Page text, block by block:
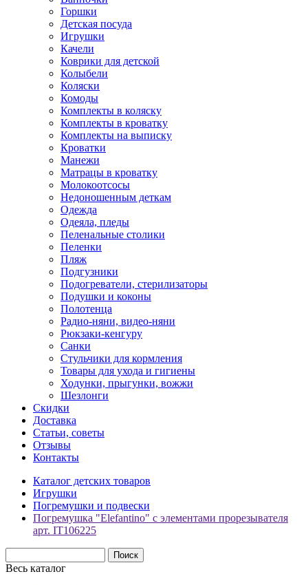
Горшки
Детская посуда
Игрушки
Качели
Коврики для детской
Колыбели
Коляски
Комоды
Комплекты в коляску
Комплекты в кроватку
Комплекты на выписку
Кроватки
Манежи
Матрацы в кроватку
Молокоотсосы
Недоношенным деткам
Одежда
Одеяла, пледы
Пеленальные столики
Пеленки
Пляж
Подгузники
Подогреватели, стерилизаторы
Подушки и коконы
Полотенца
Радио-няни, видео-няни
Рюкзаки-кенгуру
Санки
Стульчики для кормления
Товары для ухода и гигиены
Ходунки, прыгунки, вожжи
Шезлонги
Скидки
Доставка
Статьи, советы
Отзывы
Контакты
Каталог детских товаров
Игрушки
Погремушки и подвески
Погремушка "Elefantino" с элементами прорезывателя
арт. IT106225
Весь каталог